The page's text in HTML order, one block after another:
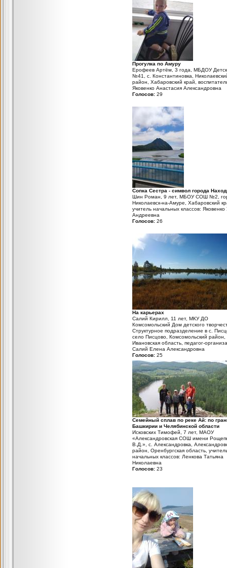
Прогулка по Амуру
Ерофеев Артём, 3 года, МБДОУ
№41, с. Константиновка,
район, Хабаровский край,
Яковенко Анастасия Александровна
Голосов: 29
Сопка Сестра - символ города
Шин Роман, 9 лет, МБОУ СОШ №2,
Николаевск-на-Амуре, Хабаровский
учитель начальных классов: Яковенко
Андреевна
Голосов: 26
На карьерах
Салий Кирилл, 11 лет, МКУ ДО
Комсомольский Дом детского
Структурное подразделение в с.
село Писцово, Комсомольский район,
Ивановская область, педагог-
Салий Елена Александровна
Голосов: 25
Семейный сплав по реке Ай: по
Башкирии и Челябинской области
Исковских Тимофей, 7 лет, МАОУ
«Александровская СОШ имени
В.Д.», с. Александровка,
район, Оренбургская область,
начальных классов: Ленкова Татьяна
Николаевна
Голосов: 23